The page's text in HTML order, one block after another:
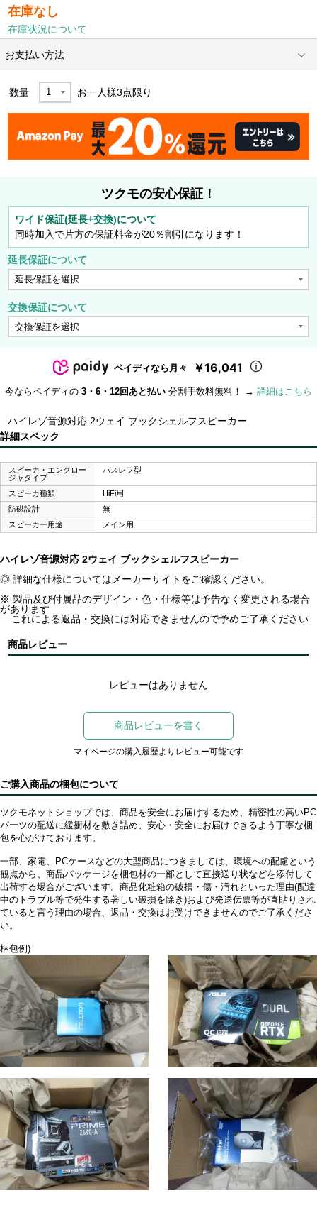
在庫なし
在庫状況について
お支払い方法
数量 お一人様3点限り
ツクモの安心保証！
ワイド保証(延長+交換)について
同時加入で片方の保証料金が20％割引になります！
延長保証について
交換保証について
ペイディなら月々 ￥16,041
今ならペイディの 3・6・12回あと払い 分割手数料無料！ → 詳細はこちら
ハイレゾ音源対応 2ウェイ ブックシェルフスピーカー
詳細スペック
スピーカ・エンクロー
ジャタイプ
バスレフ型
スピーカ種類
HiFi用
防磁設計
無
スピーカー用途
メイン用
ハイレゾ音源対応 2ウェイ ブックシェルフスピーカー
◎ 詳細な仕様についてはメーカーサイトをご確認ください。
※ 製品及び付属品のデザイン・色・仕様等は予告なく変更される場合
があります
これによる返品・交換には対応できませんので予めご了承ください
商品レビュー
レビューはありません
商品レビューを書く
マイページの購入履歴よりレビュー可能です
ご購入商品の梱包について
ツクモネットショップでは、商品を安全にお届けするため、精密性の高いPC
パーツの配送に緩衝材を敷き詰め、安心・安全にお届けできるよう丁寧な梱
包を心がけております。
一部、家電、PCケースなどの大型商品につきましては、環境への配慮という
観点から、商品パッケージを梱包材の一部として直接送り状などを添付して
出荷する場合がございます。商品化粧箱の破損・傷・汚れといった理由(配達
中のトラブル等で発生する著しい破損を除き)および発送伝票等が直貼りされ
ていると言う理由の場合、返品・交換はお受けできませんのでご了承くださ
い。
梱包例)